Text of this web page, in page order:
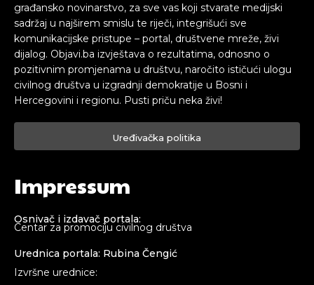
građansko novinarstvo, za sve vas koji stvarate medijski
sadržaj u najširem smislu te riječi, integrišući sve
komunikacijske pristupe – portal, društvene mreže, živi
dijalog. Objavi.ba izvještava o rezultatima, odnosno o
pozitivnim promjenama u društvu, naročito ističući ulogu
civilnog društva u izgradnji demokratije u Bosni i
Hercegovini i regionu. Pusti priču neka živi!
Uređivačka politika
Impressum
Osnivač i izdavač portala:
Centar za promociju civilnog društva
Urednica portala: Rubina Čengić
Izvršne urednice: